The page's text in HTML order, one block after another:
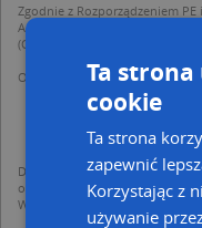
Zgodnie z Rozporządzeniem
Administratorem (RODO),
(Operator) z siedzibą w
Operator przetwarza dane
dodania ich do bazy
mapach (art. 6 ust. 1 lit. f
6 ust. 1 lit. f RODO)
Dane pochodzą z publicznych
oraz od podmiotów
Więcej informacji dot. RODO:
Ta
cookie
Ta strona
zapewnić
Korzystając z
używanie